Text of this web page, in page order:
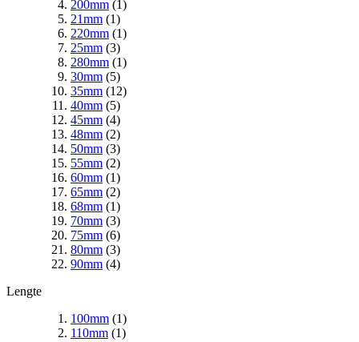
200mm (1)
21mm (1)
220mm (1)
25mm (3)
280mm (1)
30mm (5)
35mm (12)
40mm (5)
45mm (4)
48mm (2)
50mm (3)
55mm (2)
60mm (1)
65mm (2)
68mm (1)
70mm (3)
75mm (6)
80mm (3)
90mm (4)
Lengte
100mm (1)
110mm (1)